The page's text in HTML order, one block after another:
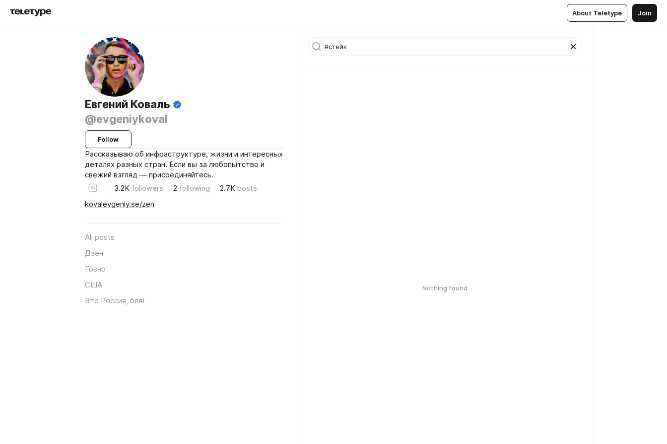
About Teletype Join
Евгений Коваль
@evgeniykoval
Follow
Рассказываю об инфраструктуре, жизни и интересных
деталях разных стран. Если вы за любопытство и
свежий взгляд — присоединяйтесь.
3.2K followers 2 following 2.7K posts
kovalevgeniy.se/zen
All posts
Дзен
Говно
США
Это Россия, бля!
Nothing found